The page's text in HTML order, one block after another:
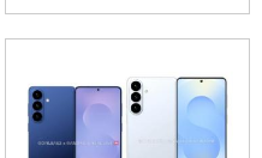
點，找出最適合自己的選擇。3
月新機計有：首度支援 eSIM 的
Galaxy S26 Ultra 螢幕更加入
防窺功